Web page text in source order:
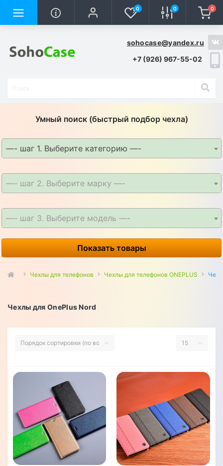
0 0 0
sohocase@yandex.ru
+7 (926) 967-55-02
Умный поиск (быстрый подбор чехла)
—- шаг 1. Выберите категорию —-
—- шаг 2. Выберите марку —-
—- шаг 3. Выберите модель —-
Показать товары
Чехлы для телефонов Чехлы для телефонов ONEPLUS
Чехлы для OnePlus Nord